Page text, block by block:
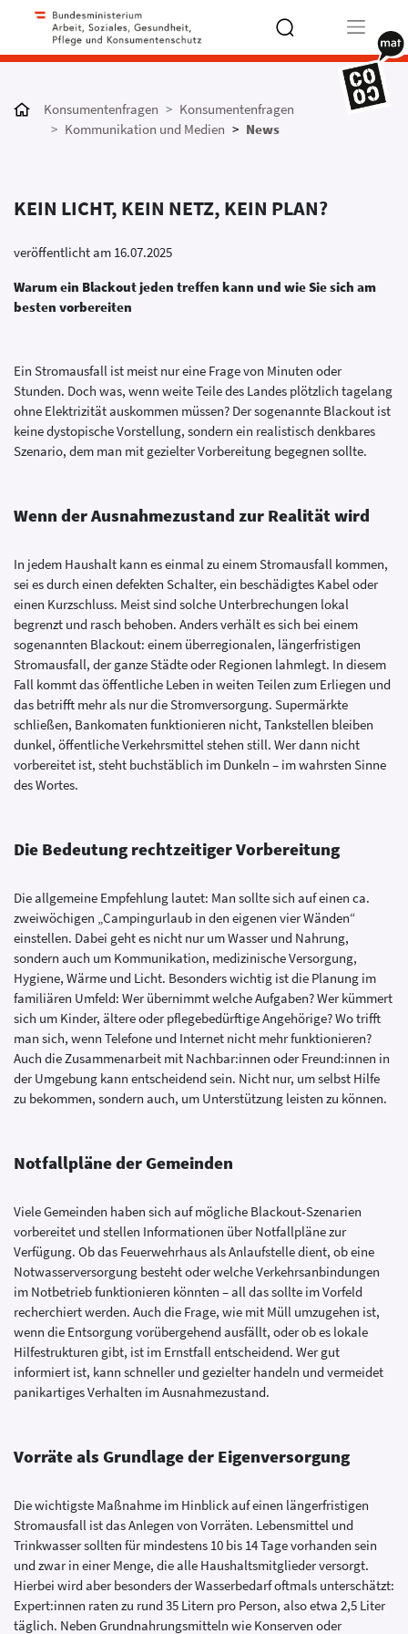
more
characters
Konsumentenfragen
Konsumentenfragen
Kommunikation und Medien
News
KEIN LICHT, KEIN NETZ, KEIN PLAN?
veröffentlicht am 16.07.2025
Warum ein Blackout jeden treffen kann und wie Sie sich am
besten vorbereiten
Ein Stromausfall ist meist nur eine Frage von Minuten oder
Stunden. Doch was, wenn weite Teile des Landes plötzlich tagelang
ohne Elektrizität auskommen müssen? Der sogenannte Blackout ist
keine dystopische Vorstellung, sondern ein realistisch denkbares
Szenario, dem man mit gezielter Vorbereitung begegnen sollte.
Wenn der Ausnahmezustand zur Realität wird
In jedem Haushalt kann es einmal zu einem Stromausfall kommen,
sei es durch einen defekten Schalter, ein beschädigtes Kabel oder
einen Kurzschluss. Meist sind solche Unterbrechungen lokal
begrenzt und rasch behoben. Anders verhält es sich bei einem
sogenannten Blackout: einem überregionalen, längerfristigen
Stromausfall, der ganze Städte oder Regionen lahmlegt. In diesem
Fall kommt das öffentliche Leben in weiten Teilen zum Erliegen und
das betrifft mehr als nur die Stromversorgung. Supermärkte
schließen, Bankomaten funktionieren nicht, Tankstellen bleiben
dunkel, öffentliche Verkehrsmittel stehen still. Wer dann nicht
vorbereitet ist, steht buchstäblich im Dunkeln – im wahrsten Sinne
des Wortes.
Die Bedeutung rechtzeitiger Vorbereitung
Die allgemeine Empfehlung lautet: Man sollte sich auf einen ca.
zweiwöchigen „Campingurlaub in den eigenen vier Wänden“
einstellen. Dabei geht es nicht nur um Wasser und Nahrung,
sondern auch um Kommunikation, medizinische Versorgung,
Hygiene, Wärme und Licht. Besonders wichtig ist die Planung im
familiären Umfeld: Wer übernimmt welche Aufgaben? Wer kümmert
sich um Kinder, ältere oder pflegebedürftige Angehörige? Wo trifft
man sich, wenn Telefone und Internet nicht mehr funktionieren?
Auch die Zusammenarbeit mit Nachbar:innen oder Freund:innen in
der Umgebung kann entscheidend sein. Nicht nur, um selbst Hilfe
zu bekommen, sondern auch, um Unterstützung leisten zu können.
Notfallpläne der Gemeinden
Viele Gemeinden haben sich auf mögliche Blackout-Szenarien
vorbereitet und stellen Informationen über Notfallpläne zur
Verfügung. Ob das Feuerwehrhaus als Anlaufstelle dient, ob eine
Notwasserversorgung besteht oder welche Verkehrsanbindungen
im Notbetrieb funktionieren könnten – all das sollte im Vorfeld
recherchiert werden. Auch die Frage, wie mit Müll umzugehen ist,
wenn die Entsorgung vorübergehend ausfällt, oder ob es lokale
Hilfestrukturen gibt, ist im Ernstfall entscheidend. Wer gut
informiert ist, kann schneller und gezielter handeln und vermeidet
panikartiges Verhalten im Ausnahmezustand.
Vorräte als Grundlage der Eigenversorgung
Die wichtigste Maßnahme im Hinblick auf einen längerfristigen
Stromausfall ist das Anlegen von Vorräten. Lebensmittel und
Trinkwasser sollten für mindestens 10 bis 14 Tage vorhanden sein
und zwar in einer Menge, die alle Haushaltsmitglieder versorgt.
Hierbei wird aber besonders der Wasserbedarf oftmals unterschätzt:
Expert:innen raten zu rund 35 Litern pro Person, also etwa 2,5 Liter
täglich. Neben Grundnahrungsmitteln wie Konserven oder